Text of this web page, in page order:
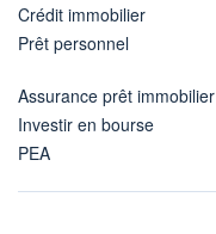
Crédit immobilier
Prêt personnel
Assurance prêt immobilier
Investir en bourse
PEA